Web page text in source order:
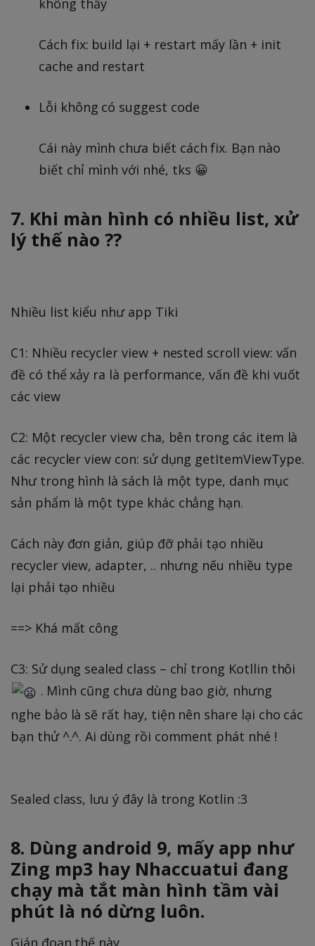
Cách fix: build lại + restart mấy lần + init
cache and restart
Lỗi không có suggest code
Cái này mình chưa biết cách fix. Bạn nào
biết chỉ mình với nhé, tks 😀
7. Khi màn hình có nhiều list, xử
lý thế nào ??
Nhiều list kiểu như app Tiki
C1: Nhiều recycler view + nested scroll view: vấn
đề có thể xảy ra là performance, vấn đề khi vuốt
các view
C2: Một recycler view cha, bên trong các item là
các recycler view con: sử dụng getItemViewType.
Như trong hình là sách là một type, danh mục
sản phẩm là một type khác chẳng hạn.
Cách này đơn giản, giúp đỡ phải tạo nhiều
recycler view, adapter, .. nhưng nếu nhiều type
lại phải tạo nhiều
==> Khá mất công
C3: Sử dụng sealed class – chỉ trong Kotllin thôi
. Mình cũng chưa dùng bao giờ, nhưng
nghe bảo là sẽ rất hay, tiện nên share lại cho các
bạn thử ^.^. Ai dùng rồi comment phát nhé !
Sealed class, lưu ý đây là trong Kotlin :3
8. Dùng android 9, mấy app như
Zing mp3 hay Nhaccuatui đang
chạy mà tắt màn hình tầm vài
phút là nó dừng luôn.
Gián đoạn thế này